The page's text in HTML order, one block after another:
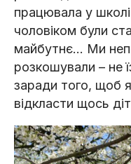
працювала у
чоловіком були
майбутнє... Ми
розкошували – не
заради того, щоб
відкласти щось